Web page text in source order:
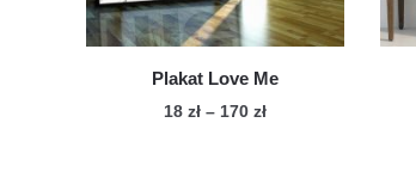
Plakat Love Me
18 zł – 170 złZakres